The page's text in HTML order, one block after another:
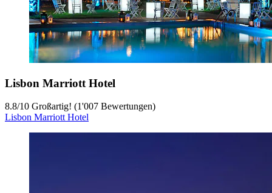
Lisbon Marriott Hotel
8.8/10 Großartig! (1'007 Bewertungen)
Lisbon Marriott Hotel